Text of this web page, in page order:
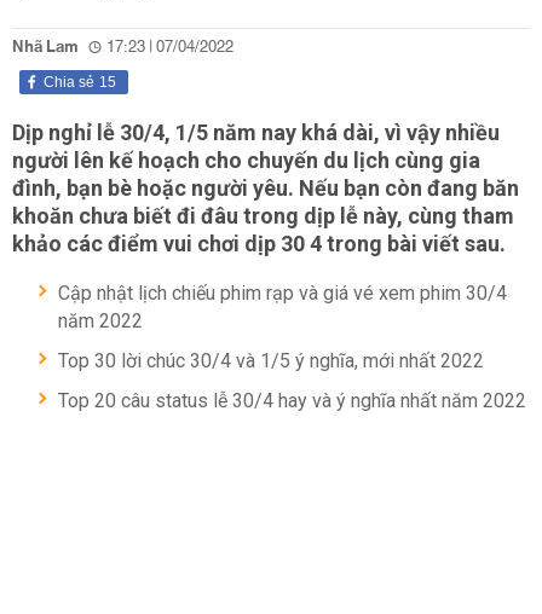
Nhã Lam 17:23 | 07/04/2022
15
Chia sẻ
Dịp nghỉ lễ 30/4, 1/5 năm nay khá dài, vì vậy nhiều
người lên kế hoạch cho chuyến du lịch cùng gia
đình, bạn bè hoặc người yêu. Nếu bạn còn đang băn
khoăn chưa biết đi đâu trong dịp lễ này, cùng tham
khảo các điểm vui chơi dịp 30 4 trong bài viết sau.
Cập nhật lịch chiếu phim rạp và giá vé xem phim 30/4
năm 2022
Top 30 lời chúc 30/4 và 1/5 ý nghĩa, mới nhất 2022
Top 20 câu status lễ 30/4 hay và ý nghĩa nhất năm 2022